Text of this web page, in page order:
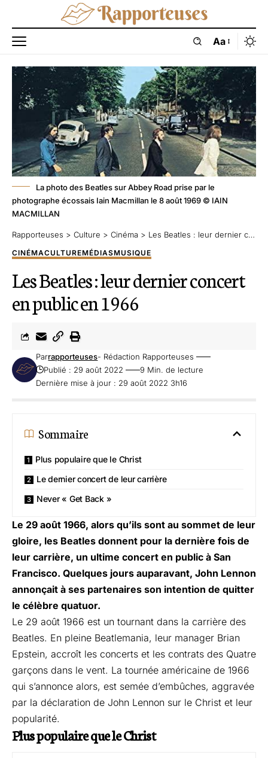
Aa
La photo des Beatles sur Abbey Road prise par le
photographe écossais Iain Macmillan le 8 août 1969 © IAIN
MACMILLAN
Rapporteuses > Culture > Cinéma > Les Beatles : leur dernier concert en public en 1966
CINÉMACULTUREMÉDIASMUSIQUE
Les Beatles : leur dernier concert
en public en 1966
Dernière mise à jour : 29 août 2022 3h16
Parrapporteuses- Rédaction Rapporteuses
Publié : 29 août 2022
9 Min. de lecture
Sommaire
Plus populaire que le Christ
Le dernier concert de leur carrière
Never « Get Back »
Le 29 août 1966, alors qu’ils sont au sommet de leur
gloire, les Beatles donnent pour la dernière fois de
leur carrière, un ultime concert en public à San
Francisco. Quelques jours auparavant, John Lennon
annonçait à ses partenaires son intention de quitter
le célèbre quatuor.
Le 29 août 1966 est un tournant dans la carrière des
Beatles. En pleine Beatlemania, leur manager Brian
Epstein, accroît les concerts et les contrats des Quatre
garçons dans le vent. La tournée américaine de 1966
qui s’annonce alors, est semée d’embûches, aggravée
par la déclaration de John Lennon sur le Christ et leur
popularité.
Plus populaire que le Christ